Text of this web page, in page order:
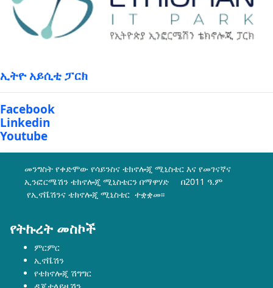
ኢትዮ አይሲቲ ፓርክ
Facebook
Linkedin
Youtube
መንግስት የቀድሞው የሳይንስና ቴክኖሎጂ ሚኒስቴር እና የመገናኛና
ኢንፎርሜሽን ቴክኖሎጂ ሚኒስቴርን በማዋሃድ በ2011 ዓ.ም
የኢኖቬሽንና ቴክኖሎጂ ሚኒስቴር ተቋቋመ፡፡
የትኩረት መስኮች
ምርምር
ኢኖቬሽን
የቴክኖሎጂ ሽግግር